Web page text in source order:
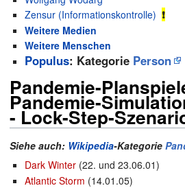
Zensur (Informationskontrolle) ❗
Weitere Medien
Weitere Menschen
Populus: Kategorie Person
Pandemie-
Pandemie-
- Lock-Step-
Siehe auch: Wikipedia-Kategorie
Dark Winter (22. und 23.06.01)
Atlantic Storm (14.01.05)